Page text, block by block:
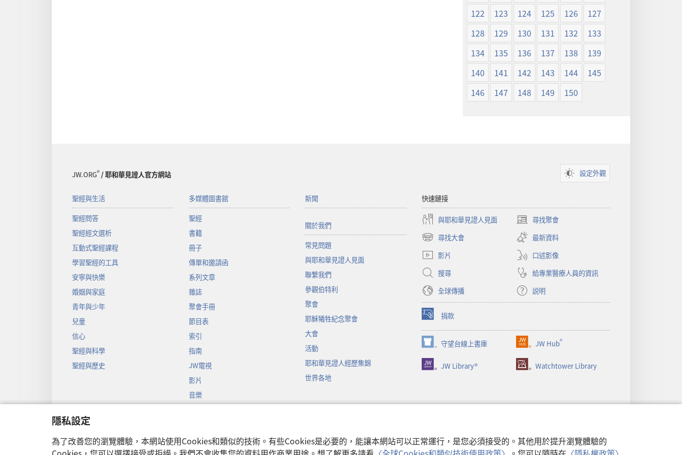
隱私設定
為了改善您的瀏覽體驗，本網站使用Cookies和類似的技術。有些Cookies是必要的，能讓本網站可以正常運行，是您必須接受的。其他用於提升瀏覽體驗的
122 123 124 125 126
127
128
129 130 131 132
133
134
135 136 137 138
139
140
141 142 143 144
145
146
147 148 149 150
JW.ORG®/ 耶和華見證人官方網站 設定外觀
聖經與生活
聖經問答
聖經經文選析
互動式聖經課程
學習聖經的工具
安寧與快樂
婚姻與家庭
青年與少年
兒童
信心
聖經與科學
聖經與歷史
多媒體圖書館
聖經
書籍
冊子
傳單和邀請函
系列文章
雜誌
聚會手冊
節目表
索引
指南
JW電視
影片
音樂
新聞
關於我們
常見問題
與耶和華見證人見面
聯繫我們
參觀伯特利
聚會
耶穌犧牲紀念聚會
大會
活動
耶和華見證人經歷集錦
世界各地
快速鏈接
與耶和華見證人見面 尋找聚會
（開
啟
新
視
窗）
尋找大會
（開
啟
新
視
窗）
最新資料
影片
口述影像
搜尋
給專業醫療人員的資訊
全球傳播
説明
捐款
（開
啟
新
視
窗）
守望台線上書庫
（開
啟
新
JW Hub®
（開
啟
新
JW Library® Watchtower Library